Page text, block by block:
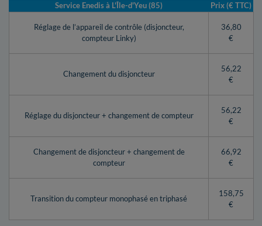
Service Enedis à L'Île-d'Yeu (85) Prix (€ TTC)
Réglage de l’appareil de contrôle (disjoncteur,
compteur Linky)
36,80
€
Changement du disjoncteur
56,22
€
Réglage du disjoncteur + changement de compteur
56,22
€
Changement de disjoncteur + changement de
compteur
66,92
€
Transition du compteur monophasé en triphasé
158,75
€